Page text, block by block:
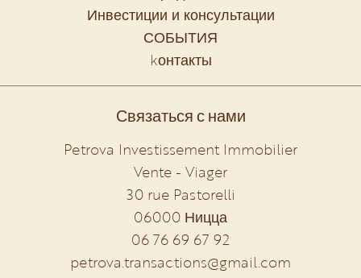
Инвестиции и консультации
СОБЫТИЯ
kонтакты
Связаться с нами
Petrova Investissement Immobilier
Vente - Viager
30 rue Pastorelli
06000 Ницца
06 76 69 67 92
petrova.transactions@gmail.com